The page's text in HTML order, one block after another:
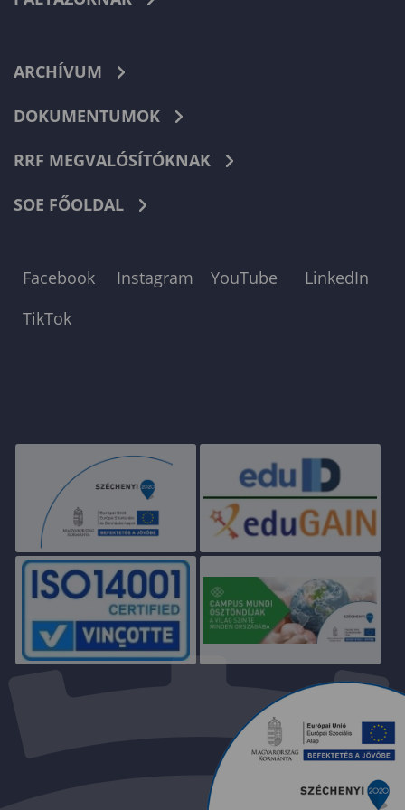
ARCHÍVUM
DOKUMENTUMOK
RRF MEGVALÓSÍTÓKNAK
SOE FŐOLDAL
Facebook Instagram YouTube
LinkedIn
TikTok